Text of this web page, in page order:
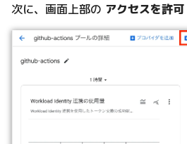
次に、画面上部の アクセスを許可